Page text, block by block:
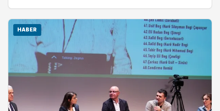
HABER